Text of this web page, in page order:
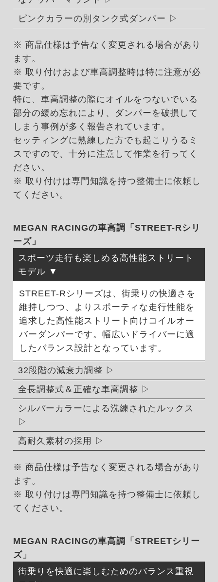
ピンクカラーの別タンク式ダンパー
※ 商品仕様は予告なく変更される場合があり
ます。
※ 取り付けおよび車高調整時は特に注意が必
要です。
特に、車高調整の際にオイルをつないでいる
部分の緩め忘れにより、ダンパーを破損して
しまう事例が多く報告されています。
セッティングに熟練した方でも起こりうるミ
スですので、十分に注意して作業を行ってく
ださい。
※ 取り付けは専門知識を持つ整備士に依頼し
てください。
MEGAN RACINGの車高調「STREET-Rシリ
ーズ」
スポーツ走行も楽しめる高性能ストリート
モデル
STREET-Rシリーズは、街乗りの快適さを
維持しつつ、よりスポーティな走行性能を
追求した高性能ストリート向けコイルオー
バーダンパーです。幅広いドライバーに適
したバランス設計となっています。
32段階の減衰力調整
全長調整式＆正確な車高調整
シルバーカラーによる洗練されたルックス
高耐久素材の採用
※ 商品仕様は予告なく変更される場合があり
ます。
※ 取り付けは専門知識を持つ整備士に依頼し
てください。
MEGAN RACINGの車高調「STREETシリー
ズ」
街乗りを快適に楽しむためのバランス重視